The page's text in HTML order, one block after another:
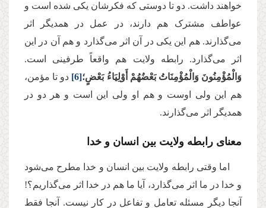
خواهند داشت. دو تا دوستی که فکرشان یکی شده است و
عواطف مشترک هم دارند، در عمل در همدیگر اثر
می‌گذارند. هم این یکی در آن اثر می‌گذارد و هم آن در این
اثر می‌گذارد. رابطه ولایت هم واقعاً طرفینی است.
وَالْمُؤْمِنُونَ وَالْمُؤْمِنَاتُ بَعْضُهُمْ أَوْلِيَاءُ بَعْضٍ؛[6] دو تا مؤمن،
هم این ولی اوست و هم او ولی این است و هر دو در
همدیگر اثر می‌گذارند.
معنای رابطه ولایت بین انسان و خدا
اما وقتی رابطه ولایت بین انسان و خدا مطرح می‌شود
و خدا در ما اثر می‌گذارد، آیا ما هم در خدا اثر می‌گذاریم؟!
آنجا دیگر مسئله تعامل و تفاعل در کار نیست. آنجا فقط